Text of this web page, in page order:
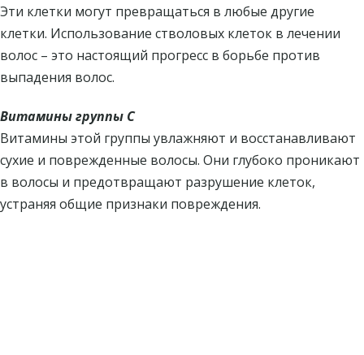
Эти клетки могут превращаться в любые другие
клетки. Использование стволовых клеток в лечении
волос – это настоящий прогресс в борьбе против
выпадения волос.
Витамины группы С
Витамины этой группы увлажняют и восстанавливают
сухие и поврежденные волосы. Они глубоко проникают
в волосы и предотвращают разрушение клеток,
устраняя общие признаки повреждения.